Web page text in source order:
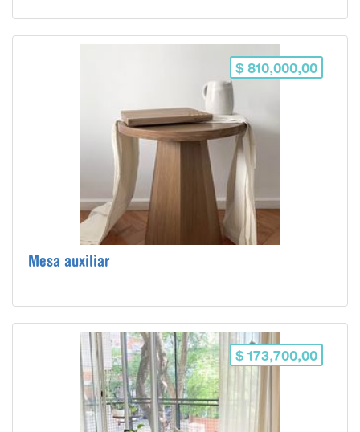
$ 810,000,00
Mesa auxiliar
$ 173,700,00